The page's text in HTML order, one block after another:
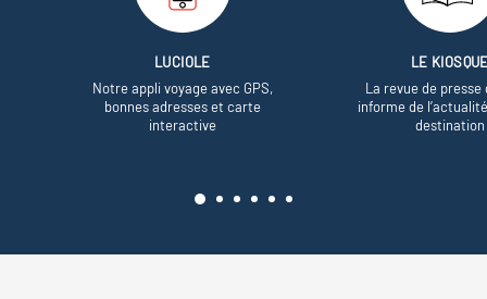
LUCIOLE
Notre appli voyage avec GPS,
bonnes adresses et carte
interactive
LE
La revue de presse
informe de
destination